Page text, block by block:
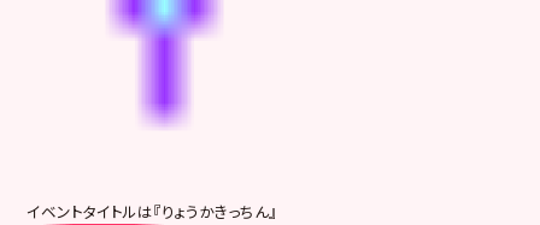
イベントタイトルは『りょうかきっちん』